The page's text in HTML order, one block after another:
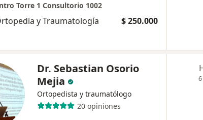
Torre 1 Consultorio 1002
y Traumatología $ 250.000
Dr. Sebastian Osorio
Mejia
Ortopedista y traumatólogo
20 opiniones